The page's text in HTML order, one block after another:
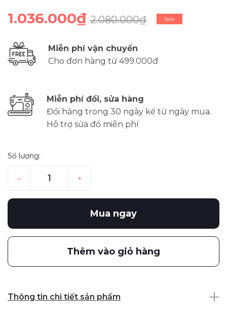
1.036.000₫ 2.080.000₫ Sale
Miễn phí vận chuyển
Cho đơn hàng từ 499.000đ
Miễn phí đổi, sửa hàng
Đổi hàng trong 30 ngày kể từ ngày mua.
Hỗ trợ sửa đồ miễn phí
Số lượng:
– +
Mua ngay
Thêm vào giỏ hàng
Thông tin chi tiết sản phẩm